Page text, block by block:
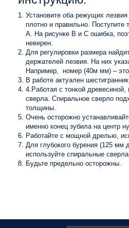
Установите оба режущих
плотно и правильно. Поступите
А. На рисунке B и C ошибка,
неверен.
Для регулировки размера
держателей лезвия. На них
Например, номер (40м мм) – это
В работе актуален
4.Работая с тонкой древесиной,
сверла. Спиральное сверло
толщины.
Очень осторожно
именно конец зубила на центр
Работайте с мощной дрелью,
Для глубокого бурения (125
используйте спиральные
Будьте предельно осторожны.